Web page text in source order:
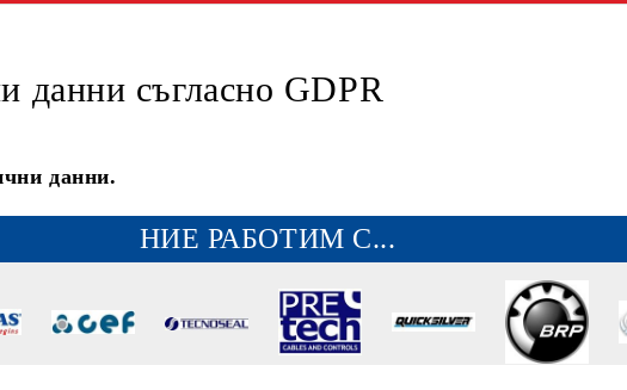
данни съгласно GDPR
данни.
НИЕ РАБОТИМ С...